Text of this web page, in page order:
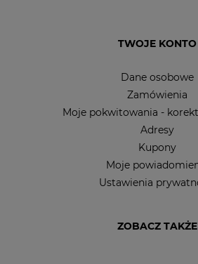
TWOJE KONTO
Dane osobowe
Zamówienia
Moje pokwitowania -
Adresy
Kupony
Moje
Ustawienia
ZOBACZ TAKŻE